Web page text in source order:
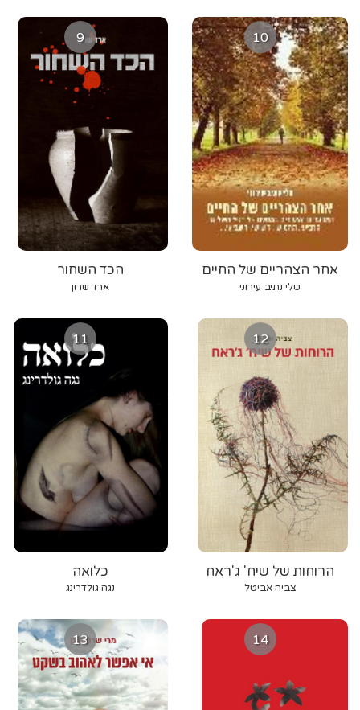
9
הכד השחור
ארד שרון
10
אחר הצהריים של החיים
טלי נתיב־עירוני
11
כלואה
נגה גולדרינג
12
הרוחות של שיח' ג'ראח
צביה אביטל
13 14